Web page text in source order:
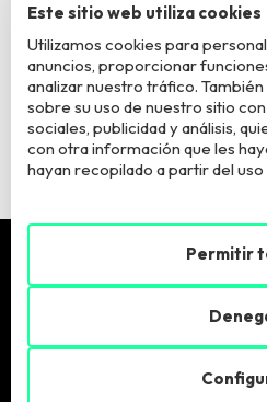
suprimir los datos y ejercer otros
Quiero estar informadx
actividades
Pide más info
Llámanos:
Este sitio web utiliza cookies
Utilizamos cookies para
anuncios, proporcionar
analizar nuestro tráfico.
sobre su uso de nuestro sitio
sociales, publicidad y análisis,
con otra información que les
hayan recopilado a partir del uso
Permitir